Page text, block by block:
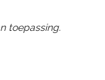
toepassing.